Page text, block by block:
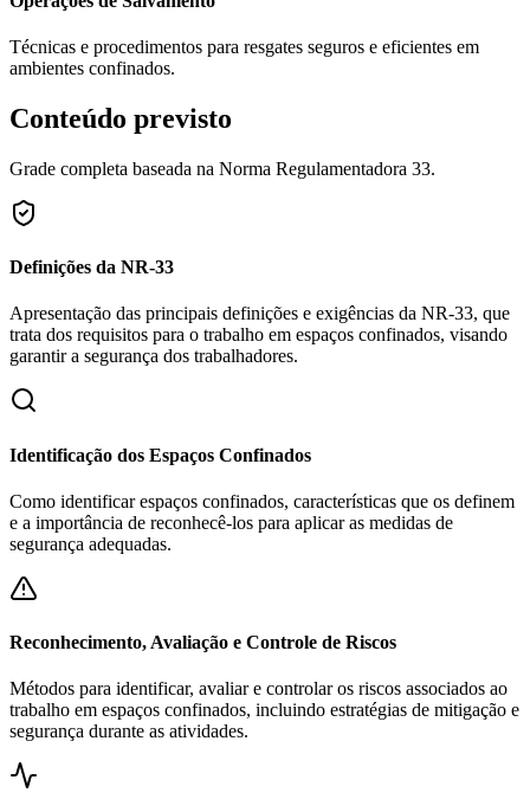
Técnicas e procedimentos para resgates seguros e eficientes em
ambientes confinados.
Conteúdo previsto
Grade completa baseada na Norma Regulamentadora 33.
Definições da NR-33
Apresentação das principais definições e exigências da NR-33, que
trata dos requisitos para o trabalho em espaços confinados, visando
garantir a segurança dos trabalhadores.
Identificação dos Espaços Confinados
Como identificar espaços confinados, características que os definem
e a importância de reconhecê-los para aplicar as medidas de
segurança adequadas.
Reconhecimento, Avaliação e Controle de Riscos
Métodos para identificar, avaliar e controlar os riscos associados ao
trabalho em espaços confinados, incluindo estratégias de mitigação e
segurança durante as atividades.